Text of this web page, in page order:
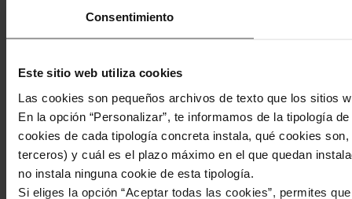
Consentimiento
Este sitio web utiliza cookies
Las cookies son pequeños archivos de texto que los sitios
En la opción “Personalizar”, te informamos de la tipología
cookies de cada tipología concreta instala, qué cookies
terceros) y cuál es el plazo máximo en el que quedan
no instala ninguna cookie de esta tipología.
Si eliges la opción “Aceptar todas las cookies”, permites